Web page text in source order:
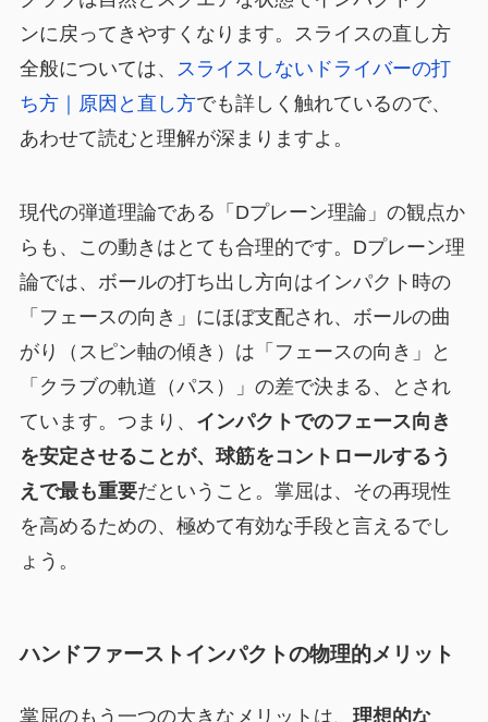
ンに戻ってきやすくなります。スライスの直し方
全般については、 スライスしないドライバーの打
ち方｜原因と直し方でも詳しく触れているので、
あわせて読むと理解が深まりますよ。
現代の弾道理論である「Dプレーン理論」の観点か
らも、この動きはとても合理的です。Dプレーン理
論では、ボールの打ち出し方向はインパクト時の
「フェースの向き」にほぼ支配され、ボールの曲
がり（スピン軸の傾き）は「フェースの向き」と
「クラブの軌道（パス）」の差で決まる、とされ
ています。つまり、 インパクトでのフェース向き
を安定させることが、球筋をコントロールするう
えで最も重要だということ。掌屈は、その再現性
を高めるための、極めて有効な手段と言えるでし
ょう。
ハンドファーストインパクトの物理的メリット
掌屈のもう一つの大きなメリットは、 理想的な